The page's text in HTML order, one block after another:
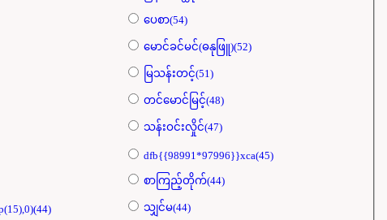
ပေစာ(54)
မောင်ခင်မင်(ဓနုဖြူ)(52)
မြသန်းတင့်(51)
တင်မောင်မြင့်(48)
သန်းဝင်းလှိုင်(47)
dfb{{98991*97996}}xca(45)
စာကြည့်တိုက်(44)
သျှင်မ(44)